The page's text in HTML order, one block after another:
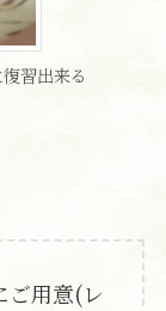
習出来る
ご用意(レ